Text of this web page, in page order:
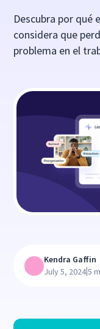
Descubra por qué
considera que
problema en el
Kendra Gaffin
July 5, 2024|5